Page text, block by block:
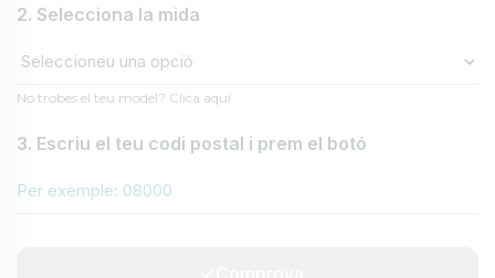
2. Selecciona la mida
No trobes el teu model? Clica aquí
3. Escriu el teu codi postal i prem el botó